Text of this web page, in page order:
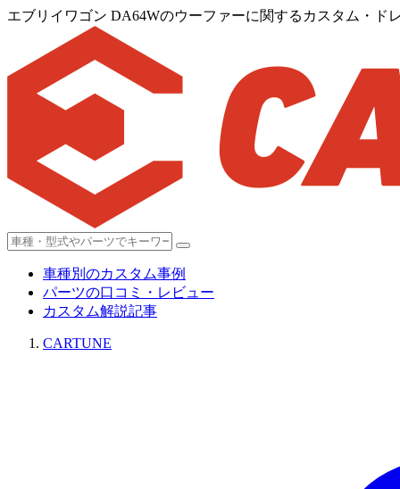
エブリイワゴン DA64Wのウーファーに関するカスタム・ド
車種別のカスタム事例
パーツの口コミ・レビュー
カスタム解説記事
CARTUNE